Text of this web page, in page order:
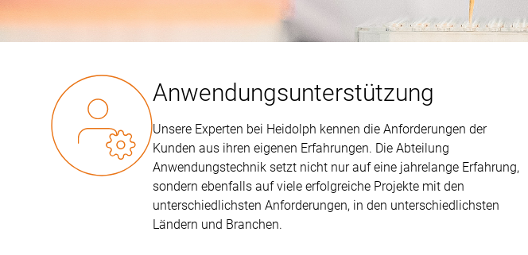
Anwendungsunterstützung
Unsere Experten bei Heidolph kennen die Anforderungen der
Kunden aus ihren eigenen Erfahrungen. Die Abteilung
Anwendungstechnik setzt nicht nur auf eine jahrelange Erfahrung,
sondern ebenfalls auf viele erfolgreiche Projekte mit den
unterschiedlichsten Anforderungen, in den unterschiedlichsten
Ländern und Branchen.